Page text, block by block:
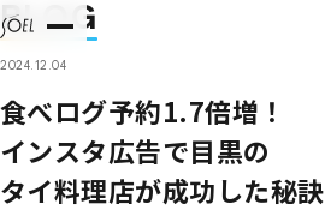
BLOG
2024.12.04
食べログ予約1.7倍増！​
インスタ​広告で​目黒の​
タイ料理店が​成功した​秘訣